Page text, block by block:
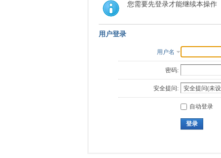
您需要先登录才能继续本操作
用户登录
用户名
密码:
安全提问:
自动登录
登录